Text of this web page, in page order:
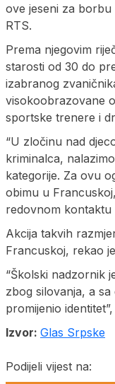
ove jeseni za
RTS.
Prema njegovim
starosti od 30 do
izabranog
visokoobrazovane
sportske trenere i
“U zločinu nad
kriminalca,
kategorije. Za ovu
obimu u
redovnom kontaktu
Akcija takvih
Francuskoj, rekao
“Školski nadzornik
zbog silovanja, a
promijenio
Izvor: Glas Srpske
Podijeli vijest na: